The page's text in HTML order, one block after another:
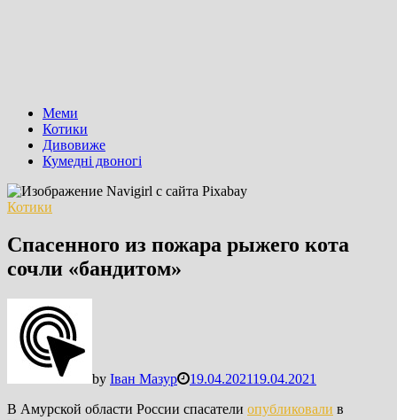
Меми
Котики
Дивовиже
Кумедні двоногі
Котики
Спасенного из пожара рыжего кота
сочли «бандитом»
by Іван Мазур 19.04.202119.04.2021
В Амурской области России спасатели опубликовали в